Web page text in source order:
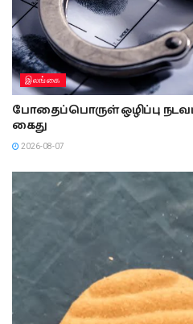
இலங்கை
போதைப்பொருள் ஒழிப்பு
கைது
2026-08-07